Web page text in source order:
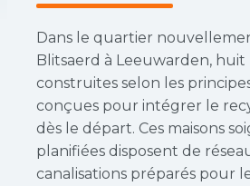
Dans le quartier
Blitsaerd à Leeuwarden, huit
construites selon les
conçues pour intégrer le
dès le départ. Ces maisons
planifiées disposent de
canalisations préparés pour